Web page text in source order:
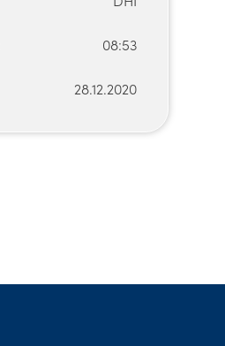
08:53
28.12.2020